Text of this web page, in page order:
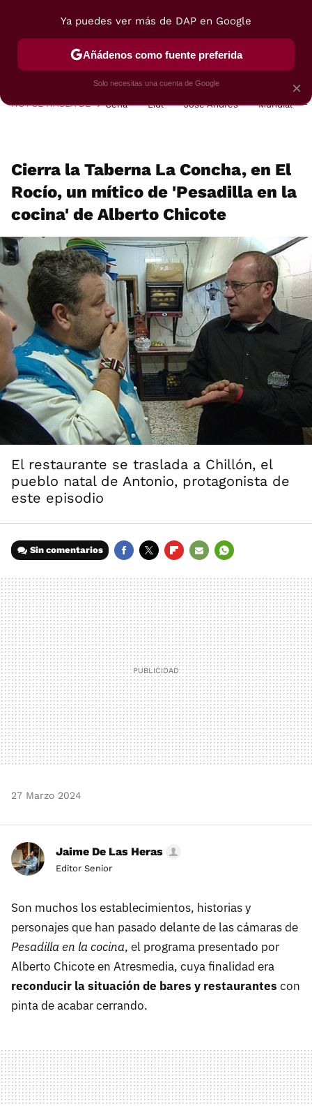
POSTRES VIAJES SELECCIÓN VEGUI
HOY SE HABLA DE Cena Lidl José Andrés Mundial
Cierra la Taberna La Concha, en El
Rocío, un mítico de 'Pesadilla en la
cocina' de Alberto Chicote
El restaurante se traslada a Chillón, el
pueblo natal de Antonio, protagonista de
este episodio
Sin comentarios
MAIL
27 Marzo 2024
Jaime De Las Heras
Editor Senior
Son muchos los establecimientos, historias y
personajes que han pasado delante de las cámaras de
Pesadilla en la cocina, el programa presentado por
Alberto Chicote en Atresmedia, cuya finalidad era
reconducir la situación de bares y restaurantes con
pinta de acabar cerrando.
×
Ya puedes ver más de DAP en Google
Añádenos como fuente preferida
Solo necesitas una cuenta de Google